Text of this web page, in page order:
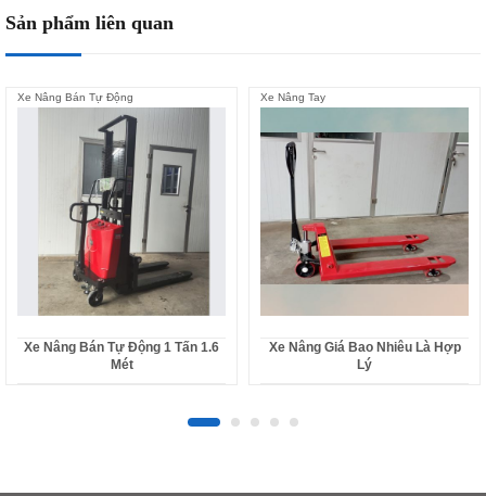
Sản phẩm liên quan
Xe Nâng Bán Tự Động
Xe Nâng Bán Tự Động 1 Tấn 1.6
Mét
Xe Nâng Tay
Xe Nâng Giá Bao Nhiêu Là Hợp
Lý